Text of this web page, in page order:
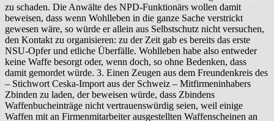
zu schaden. Die Anwälte des NPD-Funktionärs wollen damit
beweisen, dass wenn Wohlleben in die ganze Sache verstrickt
gewesen wäre, so würde er allein aus Selbstschutz nicht versuchen,
den Kontakt zu organisieren: zu der Zeit gab es bereits das erste
NSU-Opfer und etliche Überfälle. Wohlleben habe also entweder
keine Waffe besorgt oder, wenn doch, so ohne Bedenken, dass
damit gemordet würde. 3. Einen Zeugen aus dem Freundenkreis des
– Stichwort Ceska-Import aus der Schweiz – Mitfirmeninhabers
Zbinden zu laden, der beweisen würde, dass Zbindens
Waffenbucheinträge nicht vertrauenswürdig seien, weil einige
Waffen mit an Firmenmitarbeiter ausgestellten Waffenscheinen an